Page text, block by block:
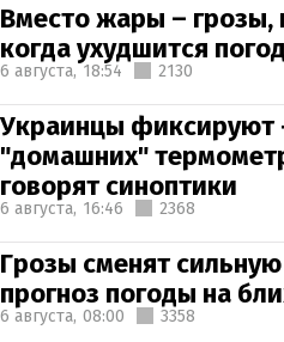
Вместо жары – грозы,
когда ухудшится
6 августа, 18:54 2130
Украинцы фиксируют
"домашних"
говорят синоптики
6 августа, 16:46 2368
Грозы сменят
прогноз погоды на
6 августа, 08:00 3358